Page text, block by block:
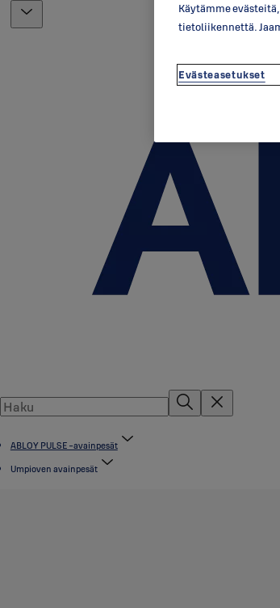
ABLOY PULSE -avainpesät
Umpioven avainpesät
Käytämme
tietoliikennettä.
Evästeasetukset